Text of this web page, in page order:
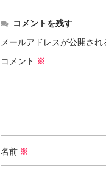
コメントを残す
メールアドレスが公開され
コメント ※
名前 ※